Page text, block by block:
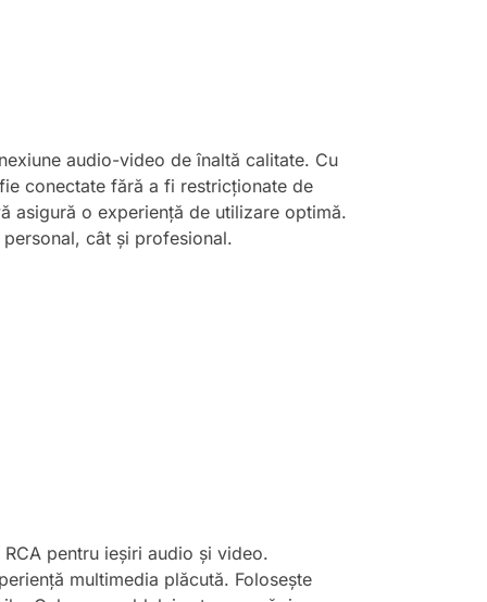
audio-video de înaltă calitate. Cu
conectate fără a fi restricționate de
asigură o experiență de utilizare optimă.
cât și profesional.
pentru ieșiri audio și video.
multimedia plăcută. Folosește